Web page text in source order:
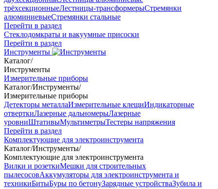
трёхсекционныеЛестницы-трансформерыСтремянки
алюминиевыеСтремянки стальные
Перейти в раздел
Стеклодомкраты и вакуумные присоски
Перейти в раздел
Инструменты
Каталог/
Инструменты
Измерительные приборы
Каталог/Инструменты/
Измерительные приборы
Детекторы металлаИзмерительные клещиИндикаторные
отверткиЛазерные дальномерыЛазерные
уровниШтативыМультиметрыТестеры напряжения
Перейти в раздел
Комплектующие для электроинструмента
Каталог/Инструменты/
Комплектующие для электроинструмента
Вилки и розеткиМешки для строительных
пылесосовАккумуляторы для электроинструмента и
техникиБитыБуры по бетонуЗарядные устройстваЗубила и